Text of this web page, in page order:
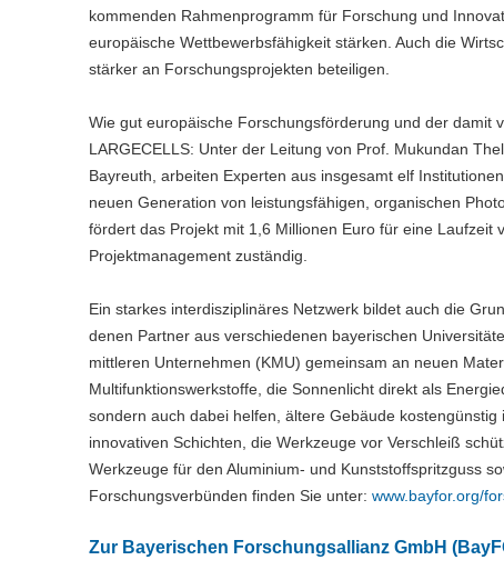
kommenden Rahmenprogramm für Forschung und
europäische Wettbewerbsfähigkeit stärken. Auch die
stärker an Forschungsprojekten beteiligen.
Wie gut europäische Forschungsförderung und der damit
LARGECELLS: Unter der Leitung von Prof. Mukundan
Bayreuth, arbeiten Experten aus insgesamt elf
neuen Generation von leistungsfähigen, organischen
fördert das Projekt mit 1,6 Millionen Euro für eine Laufzeit
Projektmanagement zuständig.
Ein starkes interdisziplinäres Netzwerk bildet auch die
denen Partner aus verschiedenen bayerischen
mittleren Unternehmen (KMU) gemeinsam an neuen
Multifunktionswerkstoffe, die Sonnenlicht direkt als
sondern auch dabei helfen, ältere Gebäude
innovativen Schichten, die Werkzeuge vor Verschleiß
Werkzeuge für den Aluminium- und Kunststoffspritzguss
Forschungsverbünden finden Sie unter: www.bayfor.org/
Zur Bayerischen Forschungsallianz GmbH